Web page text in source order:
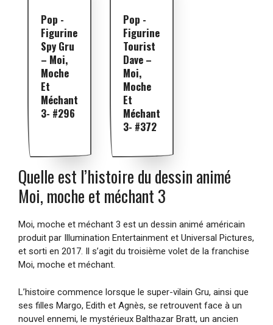
Pop -
Figurine
Spy Gru
– Moi,
Moche
Et
Méchant
3- #296
Pop -
Figurine
Tourist
Dave –
Moi,
Moche
Et
Méchant
3- #372
Quelle est l’histoire du dessin animé
Moi, moche et méchant 3
Moi, moche et méchant 3 est un dessin animé américain
produit par Illumination Entertainment et Universal Pictures,
et sorti en 2017. Il s’agit du troisième volet de la franchise
Moi, moche et méchant.
L’histoire commence lorsque le super-vilain Gru, ainsi que
ses filles Margo, Edith et Agnès, se retrouvent face à un
nouvel ennemi, le mystérieux Balthazar Bratt, un ancien